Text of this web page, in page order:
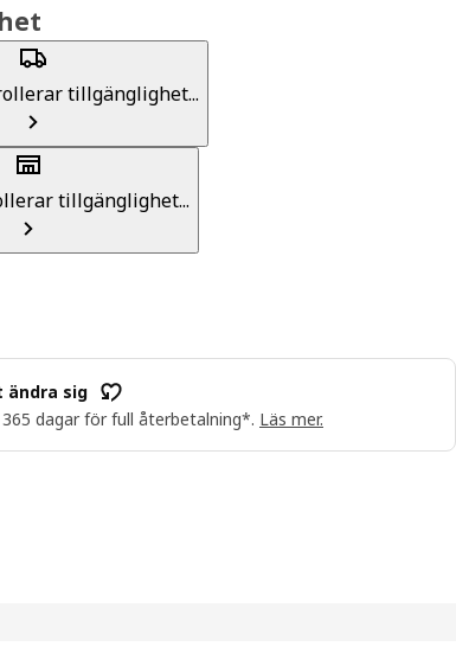
tillgänglighet...
tillgänglighet...
ändra sig
dagar för full återbetalning*. Läs mer.